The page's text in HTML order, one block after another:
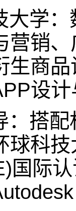
大学
营销
生商
设
：搭
球科
国际